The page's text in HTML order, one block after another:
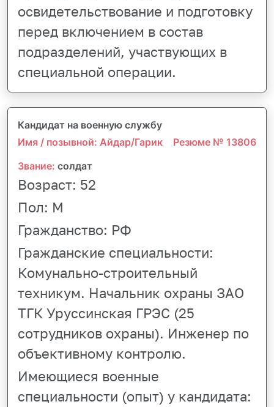
освидетельствование и подготовку
перед включением в состав
подразделений, участвующих в
специальной операции.
Кандидат на военную службу
Имя / позывной: Айдар/Гарик
Резюме № 13806
Звание: солдат
Возраст: 52
Пол: М
Гражданство: РФ
Гражданские специальности:
Комунально-строительный
техникум. Начальник охраны ЗАО
ТГК Уруссинская ГРЭС (25
сотрудников охраны). Инженер по
объективному контролю.
Имеющиеся военные
специальности (опыт) у кандидата: